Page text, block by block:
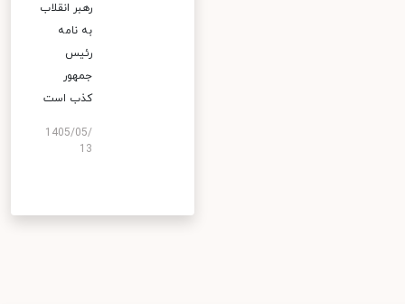
رهبر انقلاب
به نامه
رئیس
جمهور
کذب است
1405/05/
13